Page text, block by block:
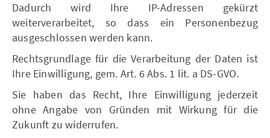
Dadurch wird Ihre IP-Adressen gekürzt
weiterverarbeitet, so dass ein Personenbezug
ausgeschlossen werden kann.
Rechtsgrundlage für die Verarbeitung der Daten ist
Ihre Einwilligung, gem. Art. 6 Abs. 1 lit. a DS-GVO.
Sie haben das Recht, Ihre Einwilligung jederzeit
ohne Angabe von Gründen mit Wirkung für die
Zukunft zu widerrufen.